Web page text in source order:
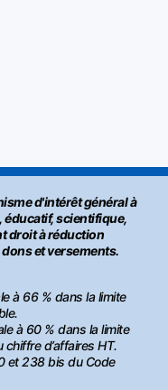
d'intérêt général à
scientifique,
droit à réduction
et versements.
à 66 % dans la limite
à 60 % dans la limite
d’affaires HT.
et 238 bis du Code